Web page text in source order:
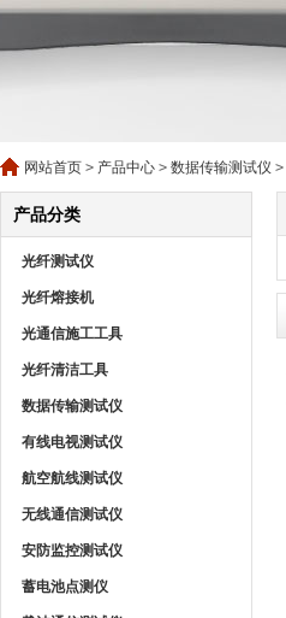
网站首页 > 产品中心 > 数据传输测试仪 >
产品分类
光纤测试仪
光纤熔接机
光通信施工工具
光纤清洁工具
数据传输测试仪
有线电视测试仪
航空航线测试仪
无线通信测试仪
安防监控测试仪
蓄电池点测仪